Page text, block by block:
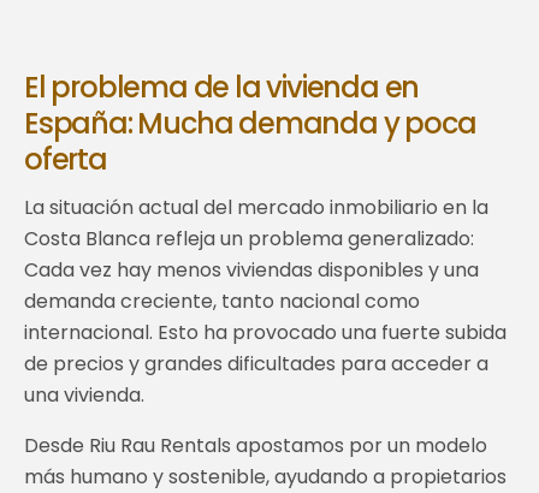
El problema de la vivienda en
España: Mucha demanda y poca
oferta
La situación actual del mercado inmobiliario en la
Costa Blanca refleja un problema generalizado:
Cada vez hay menos viviendas disponibles y una
demanda creciente, tanto nacional como
internacional. Esto ha provocado una fuerte subida
de precios y grandes dificultades para acceder a
una vivienda.
Desde Riu Rau Rentals apostamos por un modelo
más humano y sostenible, ayudando a propietarios